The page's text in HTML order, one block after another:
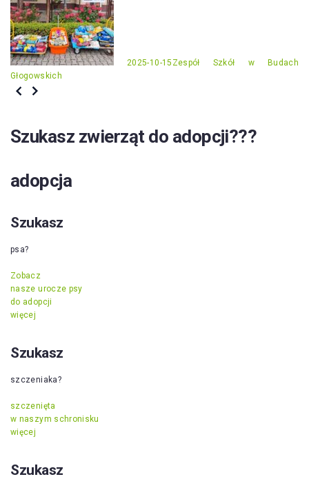
2025-10-15 Zespół Szkół w Budach
Głogowskich
Szukasz zwierząt do adopcji???
adopcja
Szukasz
psa?
Zobacz
nasze urocze psy
do adopcji
więcej
Szukasz
szczeniaka?
szczenięta
w naszym schronisku
więcej
Szukasz